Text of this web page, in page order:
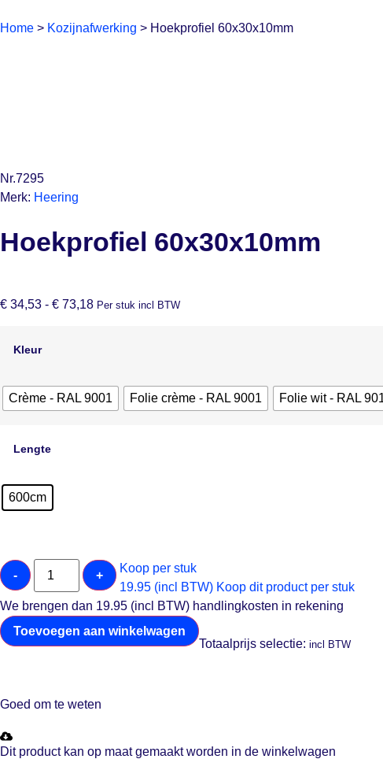
Home > Kozijnafwerking > Hoekprofiel 60x30x10mm
Nr.7295
Merk: Heering
Hoekprofiel 60x30x10mm
€ 34,53 - € 73,18 Per stuk incl BTW
Kleur
Crème - RAL 9001 Folie crème - RAL 9001 Folie wit - RAL
Lengte
600cm
- +
Koop per stuk
19.95 (incl BTW) Koop dit product per stuk
We brengen dan 19.95 (incl BTW) handlingkosten in rekening
Toevoegen aan winkelwagen
Totaalprijs selectie: incl BTW
Goed om te weten
Dit product kan op maat gemaakt worden in de winkelwagen